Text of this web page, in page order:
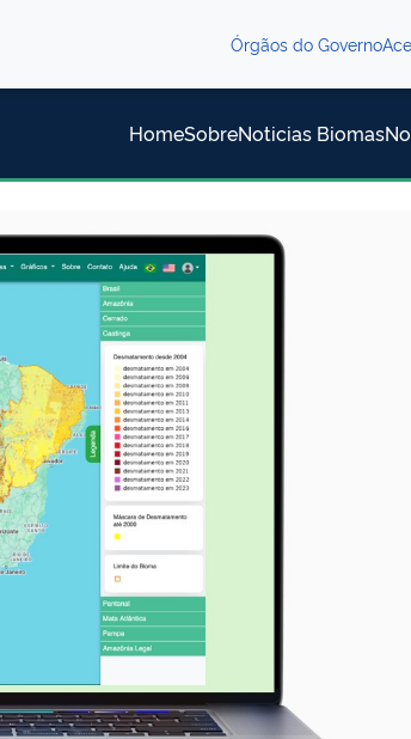
Órgãos do Governo
HomeSobreNoticias Biomas